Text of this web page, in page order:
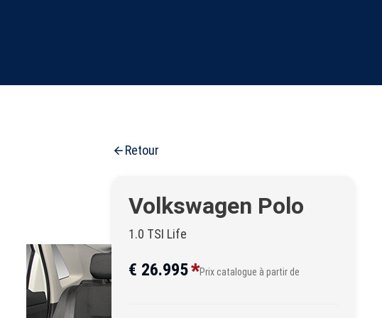
Retour
Volkswagen Polo
1.0 TSI Life
€ 26.995*Prix catalogue à partir de